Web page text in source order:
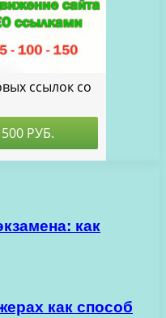
как
как способ